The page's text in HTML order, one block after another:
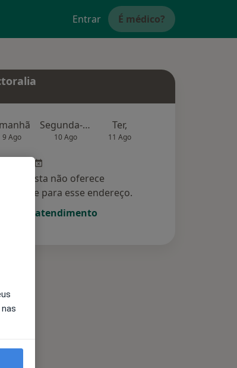
Entrar É médico?
9 Ago
Segunda-feira
10 Ago
Ter,
11 Ago
especialista não oferece
online para esse endereço.
um atendimento